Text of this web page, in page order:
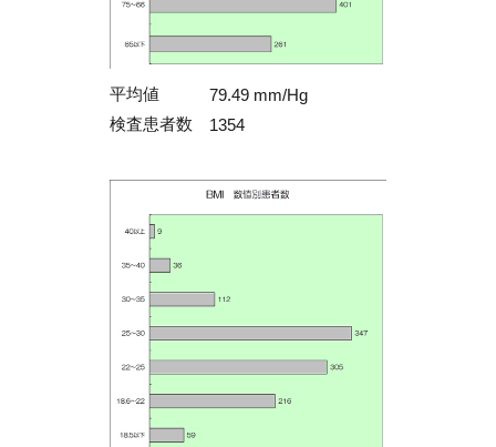
平均値
79.49 mm/Hg
検査患者数
1354